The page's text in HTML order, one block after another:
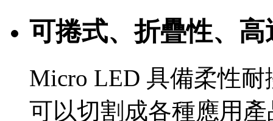
可捲式、折疊性、高
Micro LED 具備柔性
可以切割成各種應用